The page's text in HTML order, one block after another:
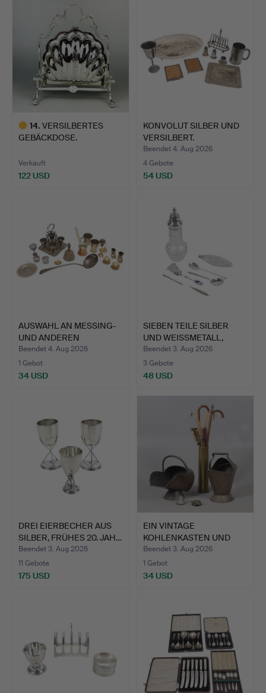
14. VERSILBERTES
GEBÄCKDOSE.
Verkauft
122 USD
KONVOLUT SILBER UND
VERSILBERT.
Beendet 4. Aug 2026
4 Gebote
54 USD
AUSWAHL AN MESSING-
UND ANDEREN
METALLWARE…
Beendet 4. Aug 2026
1 Gebot
34 USD
SIEBEN TEILE SILBER
UND WEISSMETALL,
ANFAN…
Beendet 3. Aug 2026
3 Gebote
48 USD
DREI EIERBECHER AUS
SILBER, FRÜHES 20. JAH…
Beendet 3. Aug 2026
11 Gebote
175 USD
EIN VINTAGE
KOHLENKASTEN UND
WEITERES ZUBE…
Beendet 3. Aug 2026
1 Gebot
34 USD